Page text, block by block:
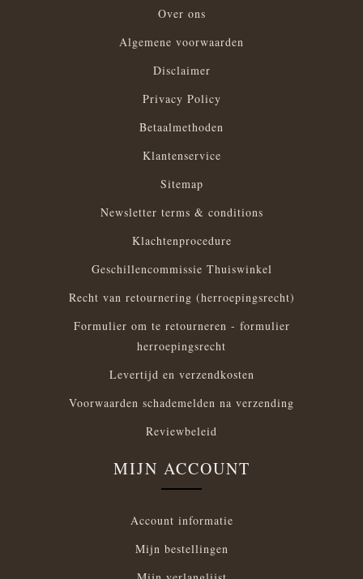
Over ons
Algemene voorwaarden
Disclaimer
Privacy Policy
Betaalmethoden
Klantenservice
Sitemap
Newsletter terms & conditions
Klachtenprocedure
Geschillencommissie Thuiswinkel
Recht van retournering (herroepingsrecht)
Formulier om te retourneren - formulier
herroepingsrecht
Levertijd en verzendkosten
Voorwaarden schademelden na verzending
Reviewbeleid
MIJN ACCOUNT
Account informatie
Mijn bestellingen